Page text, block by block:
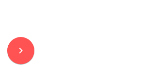
navigate_next